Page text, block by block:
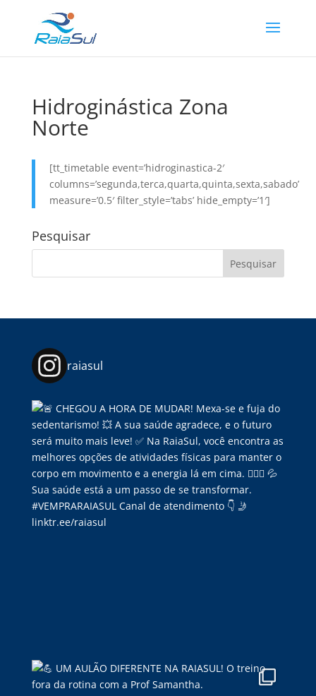
Hidroginástica Zona
Norte
[tt_timetable event=’hidroginastica-2′
columns=’segunda,terca,quarta,quinta,sexta,sabado’
measure=’0.5′ filter_style=’tabs’ hide_empty=’1′]
Pesquisar
raiasul